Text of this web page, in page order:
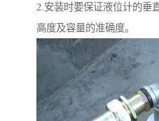
2.安装时要保证液位计的垂
高度及容量的准确度。